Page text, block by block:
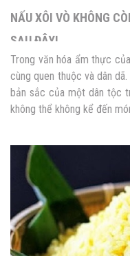
NẤU XÔI VÒ KHÔNG
SAU ĐÂY!
Trong văn hóa ẩm thực
cùng quen thuộc và dân
bản sắc của một dân tộc
không thể không kể đến